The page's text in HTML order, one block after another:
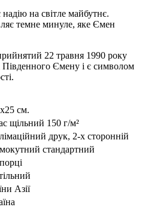
надію на світле майбутнє.
темне минуле, яке Ємен
22 травня 1990 року
Південного Ємену і є символом
см.
щільний 150 г/м²
друк, 2-х сторонній
стандартний
Азії